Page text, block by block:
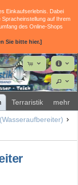
Terraristik mehr
Einkaufserlebnis. Dabei
auf Ihrem
des Online-Shops
Sie bitte hier.]